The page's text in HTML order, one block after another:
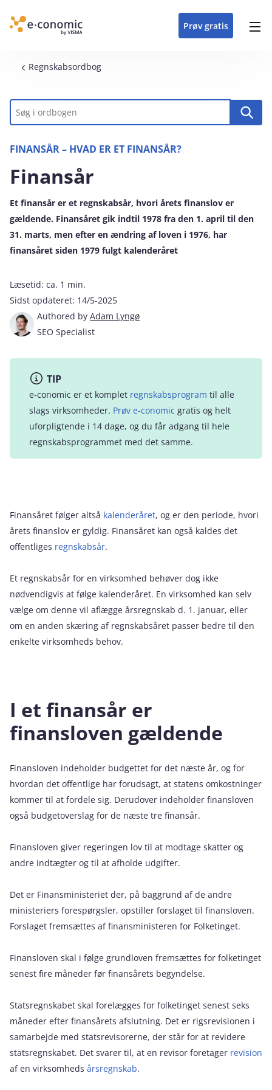
Header top menu
Prøv gratis
skræddersyet løsning
til din branche
e‑conomic
alle funktioner i
e‑conomic
e‑conomic
skræddersyede kurser
til administratorer
forhandler kan styrke
og vækste din
Brødkrumme
Regnskabsordbog
Nøgleord
FINANSÅR – HVAD ER ET FINANSÅR?
Finansår
Et finansår er et regnskabsår, hvori årets finanslov er
gældende. Finansåret gik indtil 1978 fra den 1. april til den
31. marts, men efter en ændring af loven i 1976, har
finansåret siden 1979 fulgt kalenderåret
Læsetid: ca. 1 min.
Sidst opdateret: 14/5-2025
Authored by Adam Lyngø
SEO Specialist
TIP
e‑conomic er et komplet regnskabsprogram til alle
slags virksomheder. Prøv e‑conomic gratis og helt
uforpligtende i 14 dage, og du får adgang til hele
regnskabsprogrammet med det samme.
Finansåret følger altså kalenderåret, og er den periode, hvori
årets finanslov er gyldig. Finansåret kan også kaldes det
offentliges regnskabsår.
Et regnskabsår for en virksomhed behøver dog ikke
nødvendigvis at følge kalenderåret. En virksomhed kan selv
vælge om denne vil aflægge årsregnskab d. 1. januar, eller
om en anden skæring af regnskabsåret passer bedre til den
enkelte virksomheds behov.
I et finansår er
finansloven gældende
Finansloven indeholder budgettet for det næste år, og for
hvordan det offentlige har forudsagt, at statens omkostninger
kommer til at fordele sig. Derudover indeholder finansloven
også budgetoverslag for de næste tre finansår.
Finansloven giver regeringen lov til at modtage skatter og
andre indtægter og til at afholde udgifter.
Det er Finansministeriet der, på baggrund af de andre
ministeriers forespørgsler, opstiller forslaget til finansloven.
Forslaget fremsættes af finansministeren for Folketinget.
Finansloven skal i følge grundloven fremsættes for folketinget
senest fire måneder før finansårets begyndelse.
Statsregnskabet skal forelægges for folketinget senest seks
måneder efter finansårets afslutning. Det er rigsrevisionen i
samarbejde med statsrevisorerne, der står for at revidere
statsregnskabet. Det svarer til, at en revisor foretager revision
af en virksomheds årsregnskab.